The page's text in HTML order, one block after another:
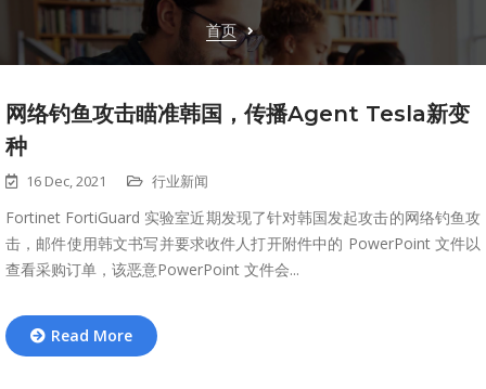
首页
网络钓鱼攻击瞄准韩国，传播Agent Tesla新变
种
16 Dec, 2021 行业新闻
Fortinet FortiGuard 实验室近期发现了针对韩国发起攻击的网络钓鱼攻
击，邮件使用韩文书写并要求收件人打开附件中的 PowerPoint 文件以
查看采购订单，该恶意PowerPoint 文件会...
Read More